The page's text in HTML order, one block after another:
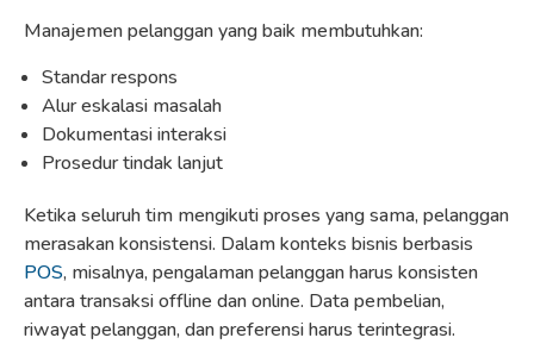
Manajemen pelanggan yang baik membutuhkan:
Standar respons
Alur eskalasi masalah
Dokumentasi interaksi
Prosedur tindak lanjut
Ketika seluruh tim mengikuti proses yang sama, pelanggan
merasakan konsistensi. Dalam konteks bisnis berbasis
POS, misalnya, pengalaman pelanggan harus konsisten
antara transaksi offline dan online. Data pembelian,
riwayat pelanggan, dan preferensi harus terintegrasi.